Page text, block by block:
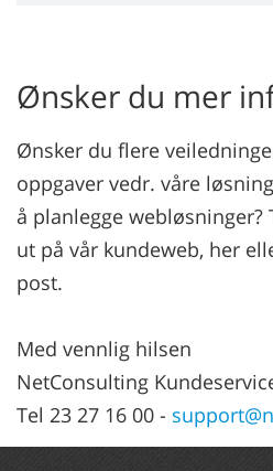
Ønsker du mer
Ønsker du flere
oppgaver vedr. våre
å planlegge webløsninger?
ut på vår kundeweb, her
post.
Med vennlig hilsen
NetConsulting
Tel 23 27 16 00 -